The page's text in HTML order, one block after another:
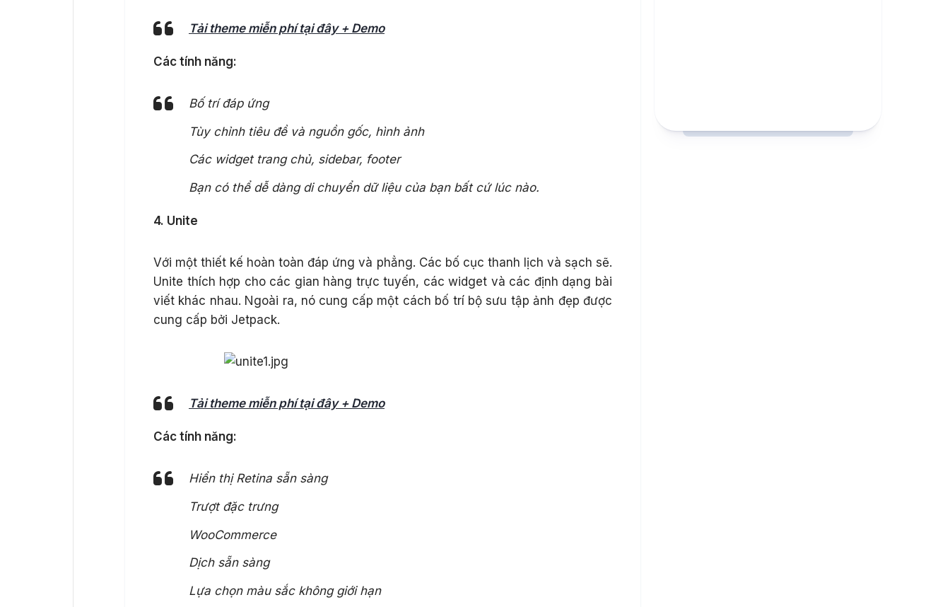
Tải theme miễn phí tại đây + Demo
Các tính năng:
Bố trí đáp ứng
Tùy chỉnh tiêu đề và nguồn gốc, hình ảnh
Các widget trang chủ, sidebar, footer
Bạn có thể dễ dàng di chuyển dữ liệu của bạn bất cứ lúc nào.
4. Unite
Với một thiết kế hoàn toàn đáp ứng và phẳng. Các bố cục thanh lịch và sạch sẽ.
Unite thích hợp cho các gian hàng trực tuyến, các widget và các định dạng bài
viết khác nhau. Ngoài ra, nó cung cấp một cách bố trí bộ sưu tập ảnh đẹp được
cung cấp bởi Jetpack.
Tải theme miễn phí tại đây + Demo
Các tính năng:
Hiển thị Retina sẵn sàng
Trượt đặc trưng
WooCommerce
Dịch sẵn sàng
Lựa chọn màu sắc không giới hạn